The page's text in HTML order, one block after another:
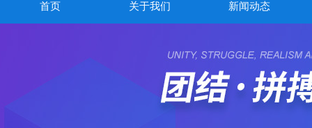
首页 关于我们 新闻动态